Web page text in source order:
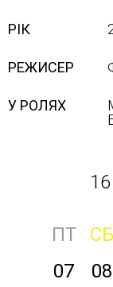
РІК
РЕЖИСЕР
У РОЛЯХ
ПТ СБ
07
08